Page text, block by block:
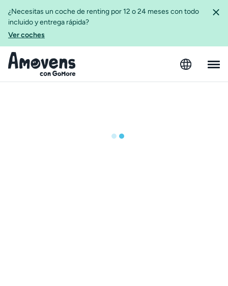
¿Necesitas un coche de renting por 12 o 24 meses con todo
incluido y entrega rápida?
Ver coches